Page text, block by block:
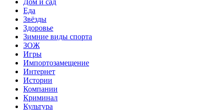
Еда
Звёзды
Здоровье
Зимние виды спорта
ЗОЖ
Игры
Импортозамещение
Интернет
Истории
Компании
Криминал
Культура